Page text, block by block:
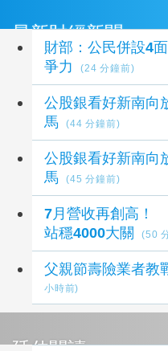
最新財經新聞
財部：公民併設4
爭力
(24 分鐘前)
公股銀看好新南
馬
(44 分鐘前)
公股銀看好新南
馬
(45 分鐘前)
7月營收再創高！
站穩4000大關
(50
父親節壽險業者
小時前)